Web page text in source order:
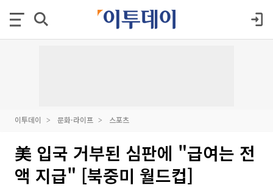
이투데이 문화·라이프 스포츠
美 입국 거부된 심판에 "급여는 전
액 지급" [북중미 월드컵]